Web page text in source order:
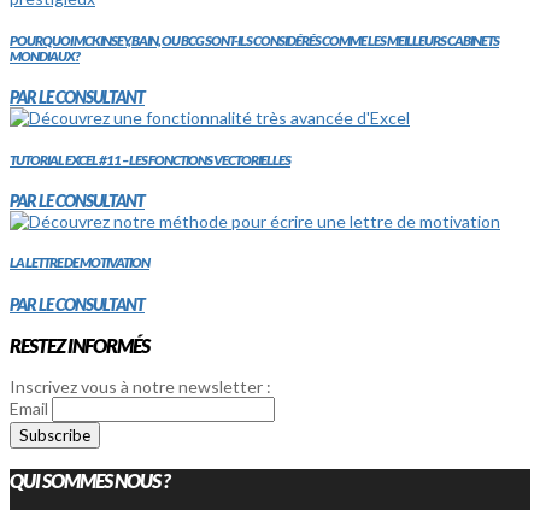
POURQUOI MCKINSEY, BAIN, OU BCG SONT-ILS CONSIDÉRÉS COMME LES MEILLEURS CABINETS
MONDIAUX?
PAR LE CONSULTANT
TUTORIAL EXCEL #11 – LES FONCTIONS VECTORIELLES
PAR LE CONSULTANT
LA LETTRE DE MOTIVATION
PAR LE CONSULTANT
RESTEZ INFORMÉS
Inscrivez vous à notre newsletter :
Email
QUI SOMMES NOUS ?